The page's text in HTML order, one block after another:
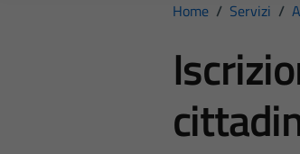
Home / Servizi /